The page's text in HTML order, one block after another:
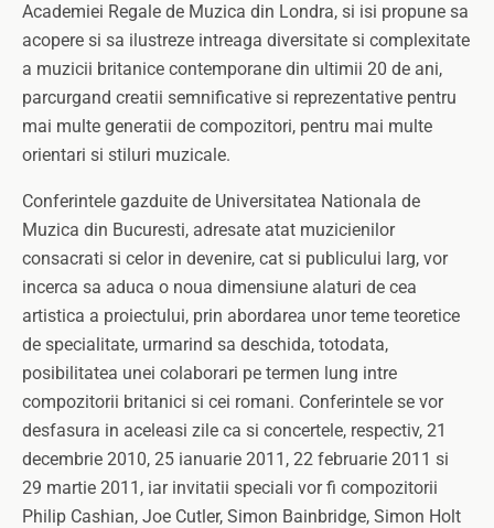
Academiei Regale de Muzica din Londra, si isi propune sa
acopere si sa ilustreze intreaga diversitate si complexitate
a muzicii britanice contemporane din ultimii 20 de ani,
parcurgand creatii semnificative si reprezentative pentru
mai multe generatii de compozitori, pentru mai multe
orientari si stiluri muzicale.
Conferintele gazduite de Universitatea Nationala de
Muzica din Bucuresti, adresate atat muzicienilor
consacrati si celor in devenire, cat si publicului larg, vor
incerca sa aduca o noua dimensiune alaturi de cea
artistica a proiectului, prin abordarea unor teme teoretice
de specialitate, urmarind sa deschida, totodata,
posibilitatea unei colaborari pe termen lung intre
compozitorii britanici si cei romani. Conferintele se vor
desfasura in aceleasi zile ca si concertele, respectiv, 21
decembrie 2010, 25 ianuarie 2011, 22 februarie 2011 si
29 martie 2011, iar invitatii speciali vor fi compozitorii
Philip Cashian, Joe Cutler, Simon Bainbridge, Simon Holt